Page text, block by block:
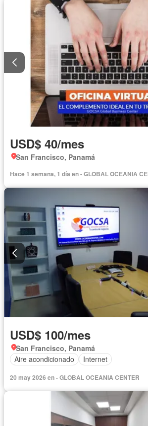
USD$ 40/mes
San Francisco, Panamá
Hace 1 semana, 1 día en - GLOBAL OCEANIA
USD$ 100/mes
San Francisco, Panamá
Aire acondicionado
Internet
20 may 2026 en - GLOBAL OCEANIA CENTER